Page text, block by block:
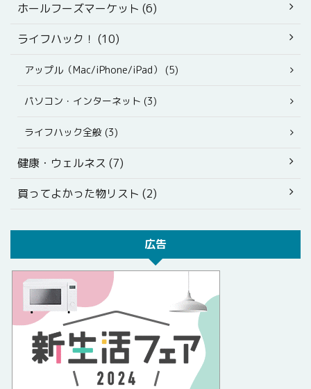
ホールフーズマーケット (6)
ライフハック！ (10)
アップル（Mac/iPhone/iPad） (5)
パソコン・インターネット (3)
ライフハック全般 (3)
健康・ウェルネス (7)
買ってよかった物リスト (2)
広告